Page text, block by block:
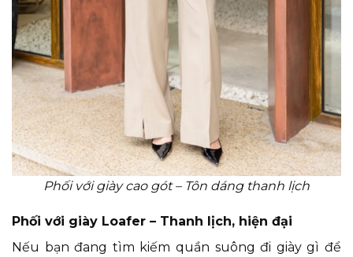
Phối với giày cao gót – Tôn dáng thanh lịch
Phối với giày Loafer – Thanh lịch, hiện đại
Nếu bạn đang tìm kiếm quần suông đi giày gì để